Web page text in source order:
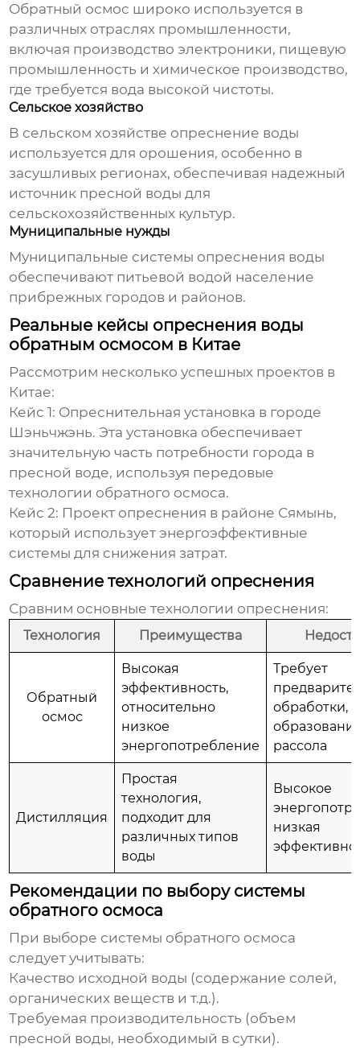
Обратный осмос широко используется в
различных отраслях промышленности,
включая производство электроники, пищевую
промышленность и химическое производство,
где требуется вода высокой чистоты.
Сельское хозяйство
В сельском хозяйстве опреснение воды
используется для орошения, особенно в
засушливых регионах, обеспечивая надежный
источник пресной воды для
сельскохозяйственных культур.
Муниципальные нужды
Муниципальные системы опреснения воды
обеспечивают питьевой водой население
прибрежных городов и районов.
Реальные кейсы опреснения воды
обратным осмосом в Китае
Рассмотрим несколько успешных проектов в
Китае:
Кейс 1: Опреснительная установка в городе
Шэньчжэнь. Эта установка обеспечивает
значительную часть потребности города в
пресной воде, используя передовые
технологии обратного осмоса.
Кейс 2: Проект опреснения в районе Сямынь,
который использует энергоэффективные
системы для снижения затрат.
Сравнение технологий опреснения
Сравним основные технологии опреснения:
Технология Преимущества
Обратный
осмос
Высокая
эффективность,
относительно
низкое
энергопотребление
Требует
обработки,
рассола
Дистилляция
Простая
технология,
подходит для
различных типов
воды
Высокое
низкая
Рекомендации по выбору системы
обратного осмоса
При выборе системы обратного осмоса
следует учитывать:
Качество исходной воды (содержание солей,
органических веществ и т.д.).
Требуемая производительность (объем
пресной воды, необходимый в сутки).